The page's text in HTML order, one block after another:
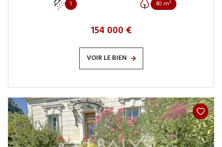
1 40 m²
154 000 €
VOIR LE BIEN